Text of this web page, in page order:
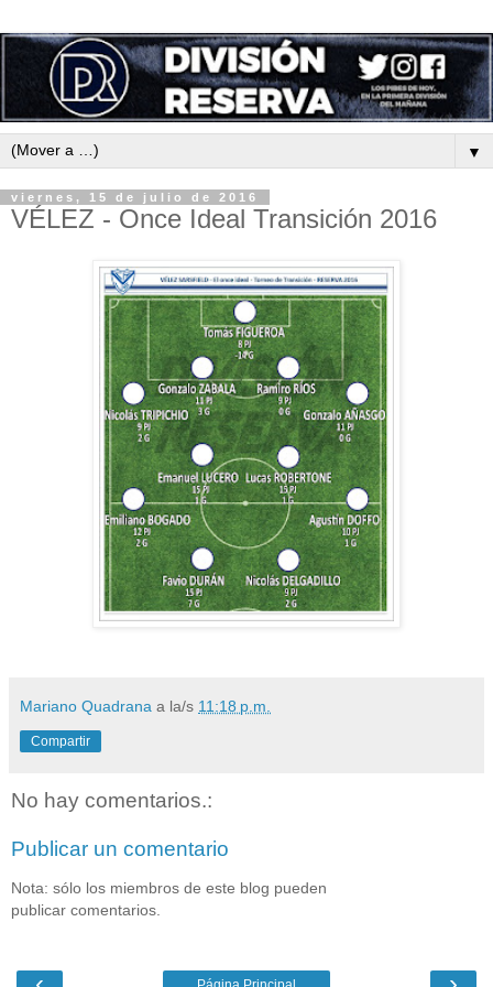
▼
viernes, 15 de julio de 2016
VÉLEZ - Once Ideal Transición 2016
Mariano Quadrana a la/s 11:18 p.m.
Compartir
No hay comentarios.:
Publicar un comentario
Nota: sólo los miembros de este blog pueden
publicar comentarios.